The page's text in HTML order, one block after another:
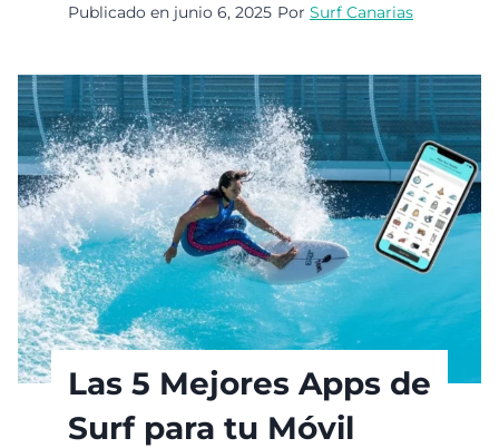
Publicado en junio 6, 2025 Por Surf Canarias
Las 5 Mejores Apps de
Surf para tu Móvil